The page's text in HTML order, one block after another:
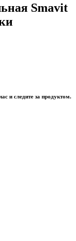
Smavit
и следите за продуктом.